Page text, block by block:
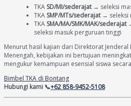
TKA SD/MI/sederajat→ seleksi
TKA SMP/MTs/sederajat→ seleksi
TKA SMA/MA/SMK/MAK/sederajat
seleksi masuk perguruan tinggi
Menurut hasil kajian dari Direktorat Jenderal
Menengah, kebijakan ini bertujuan
mengukur kemampuan esensial siswa
Bimbel TKA di Bontang
Hubungi kami 📞+62 858-9452-5108